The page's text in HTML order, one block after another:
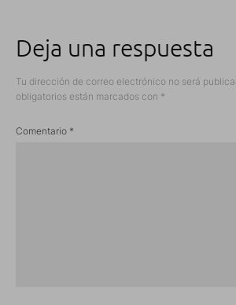
Deja una respuesta
Tu dirección de correo electrónico no será
obligatorios están marcados con *
Comentario *